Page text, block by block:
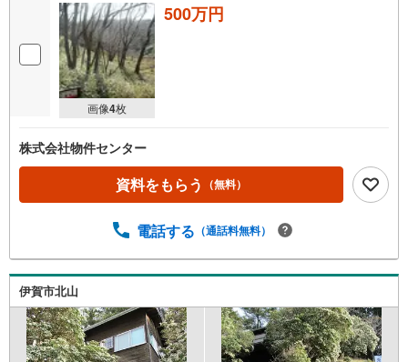
画像4枚
500万円
株式会社物件センター
資料をもらう （無料）
電話する （通話料無料）
伊賀市北山